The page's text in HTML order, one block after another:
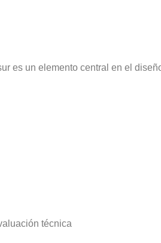
es un elemento central en el
técnica